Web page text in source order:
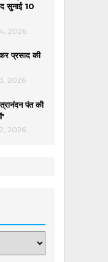
सुनाई 10
2026
प्रसाद की
2026
पंत की
2026